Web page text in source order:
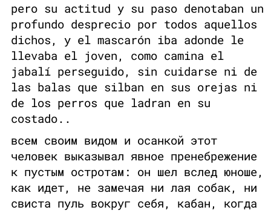
pero su actitud y su paso denotaban un
profundo desprecio por todos aquellos
dichos, y el mascarón iba adonde le
llevaba el joven, como camina el
jabalí perseguido, sin cuidarse ni de
las balas que silban en sus orejas ni
de los perros que ladran en su
costado..
всем своим видом и осанкой этот
человек выказывал явное пренебрежение
к пустым остротам: он шел вслед юноше,
как идет, не замечая ни лая собак, ни
свиста пуль вокруг себя, кабан, когда